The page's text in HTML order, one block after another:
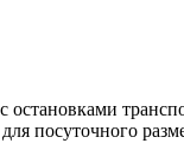
посуточного